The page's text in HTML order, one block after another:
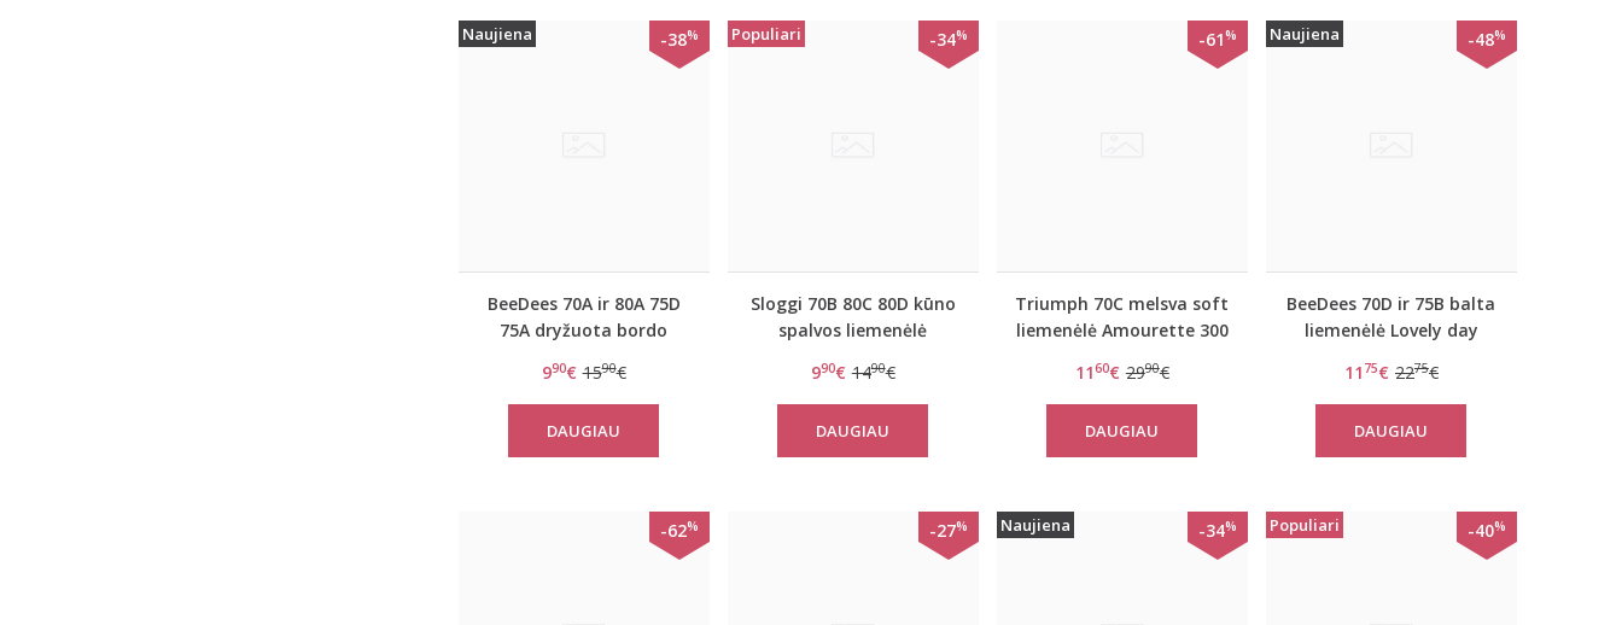
Naujiena -38%
BeeDees 70A ir 80A 75D
75A dryžuota bordo
WHPM
990€ 1590€
DAUGIAU
Populiari -34%
Sloggi 70B 80C 80D kūno
spalvos liemenėlė
990€ 1490€
DAUGIAU
-61%
Triumph 70C melsva soft
liemenėlė Amourette 300
1160€ 2990€
DAUGIAU
Naujiena -48%
BeeDees 70D ir 75B balta
liemenėlė Lovely day
11 75€ 2275€
DAUGIAU
-62% -27% Naujiena -34% Populiari -40%